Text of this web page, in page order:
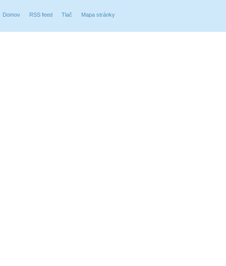
Domov RSS feed Tlač Mapa stránky